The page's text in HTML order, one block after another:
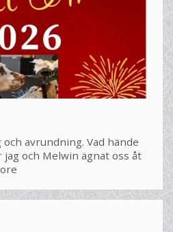
avrundning. Vad hände
och Melwin ägnat oss åt